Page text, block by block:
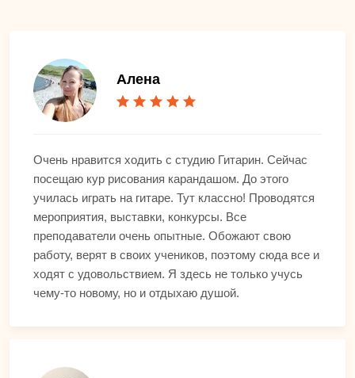
Алена
Очень нравится ходить с студию Гитарин. Сейчас
посещаю кур рисования карандашом. До этого
училась играть на гитаре. Тут классно! Проводятся
мероприятия, выставки, конкурсы. Все
преподаватели очень опытные. Обожают свою
работу, верят в своих учеников, поэтому сюда все и
ходят с удовольствием. Я здесь не только учусь
чему-то новому, но и отдыхаю душой.